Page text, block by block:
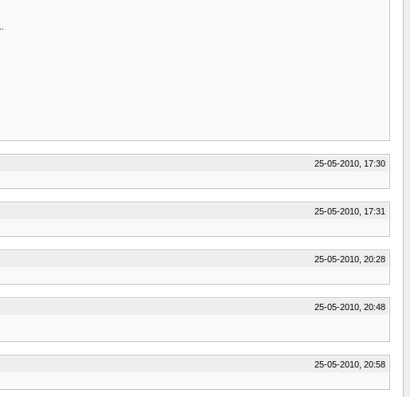
25-05-2010, 17:30
25-05-2010, 17:31
25-05-2010, 20:28
25-05-2010, 20:48
25-05-2010, 20:58